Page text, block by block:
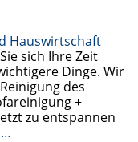
Hauswirtschaft
sich Ihre Zeit
Dinge. Wir
des
+
zu entspannen